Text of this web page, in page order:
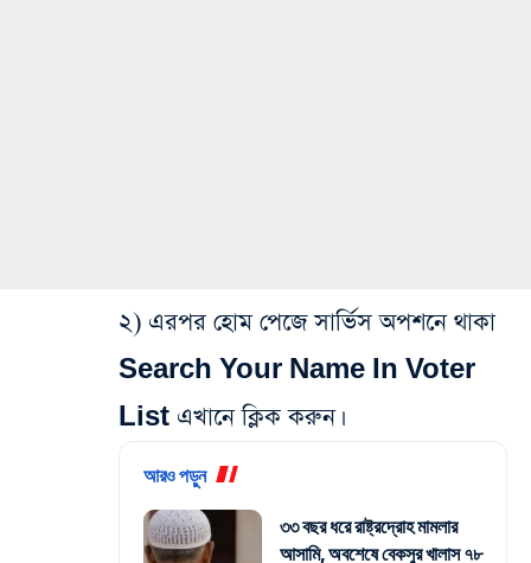
২) এরপর হোম পেজে সার্ভিস অপশনে থাকা
Search Your Name In Voter
List এখানে ক্লিক করুন।
আরও পড়ুন
৩৩ বছর ধরে রাষ্ট্রদ্রোহ মামলার
আসামি, অবশেষে বেকসুর খালাস ৭৮